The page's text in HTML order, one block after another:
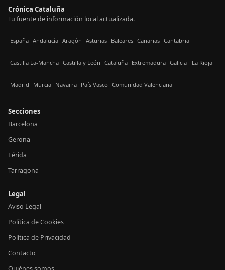
Crónica Cataluña
Tu fuente de información local actualizada.
España Andalucía Aragón Asturias Baleares Canarias Cantabria
Castilla La-Mancha Castilla y León Cataluña Extremadura Galicia La Rioja
Madrid Murcia Navarra País Vasco Comunidad Valenciana
Secciones
Barcelona
Gerona
Lérida
Tarragona
Legal
Aviso Legal
Política de Cookies
Política de Privacidad
Contacto